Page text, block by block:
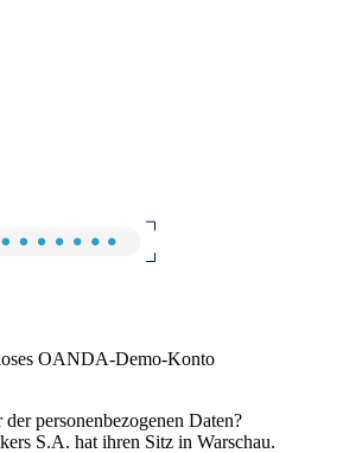
OANDA-Demo-Konto
personenbezogenen Daten?
S.A. hat ihren Sitz in Warschau.